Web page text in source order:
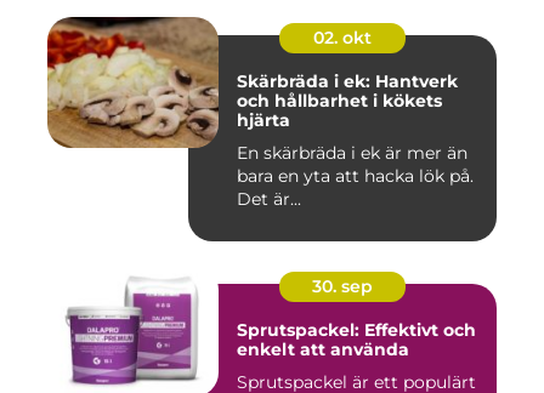
02. okt
Skärbräda i ek: Hantverk
och hållbarhet i kökets
hjärta
En skärbräda i ek är mer än
bara en yta att hacka lök på.
Det är...
30. sep
Sprutspackel: Effektivt och
enkelt att använda
Sprutspackel är ett populärt